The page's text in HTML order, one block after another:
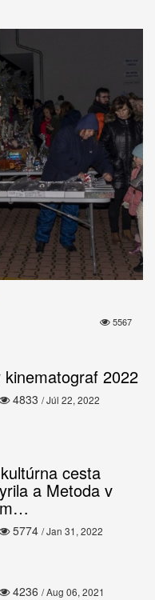
5567
kinematograf 2022
4833 / Júl 22, 2022
cesta
a Metoda v
5774 / Jan 31, 2022
4236 / Aug 06, 2021